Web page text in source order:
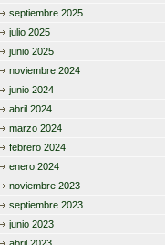
septiembre 2025
julio 2025
junio 2025
noviembre 2024
junio 2024
abril 2024
marzo 2024
febrero 2024
enero 2024
noviembre 2023
septiembre 2023
junio 2023